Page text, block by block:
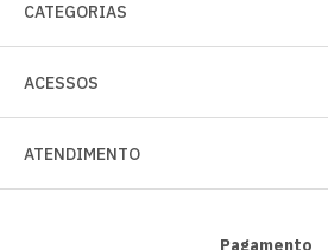
CATEGORIAS
ACESSOS
ATENDIMENTO
Pagamento